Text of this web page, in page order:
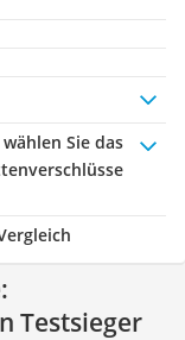
wählen Sie das
Testsieger